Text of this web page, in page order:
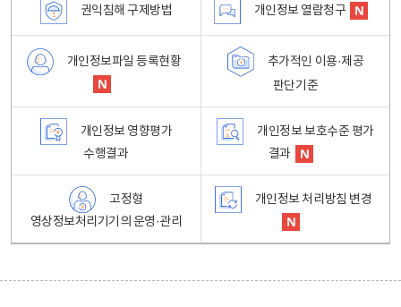
권익침해 구제방법 개인정보 열람청구
개인정보파일 등록현황
추가적인 이용·제공
판단기준
개인정보 영향평가
수행결과
개인정보 보호수준 평가
결과
고정형
영상정보처리기기의 운영·관리
개인정보 처리방침 변경